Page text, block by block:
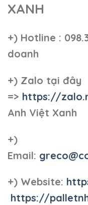
XANH
+) Hotline :
doanh
+) Zalo tại đây
=> https://
Anh Việt Xanh
+)
Email:
+) Website:
https://